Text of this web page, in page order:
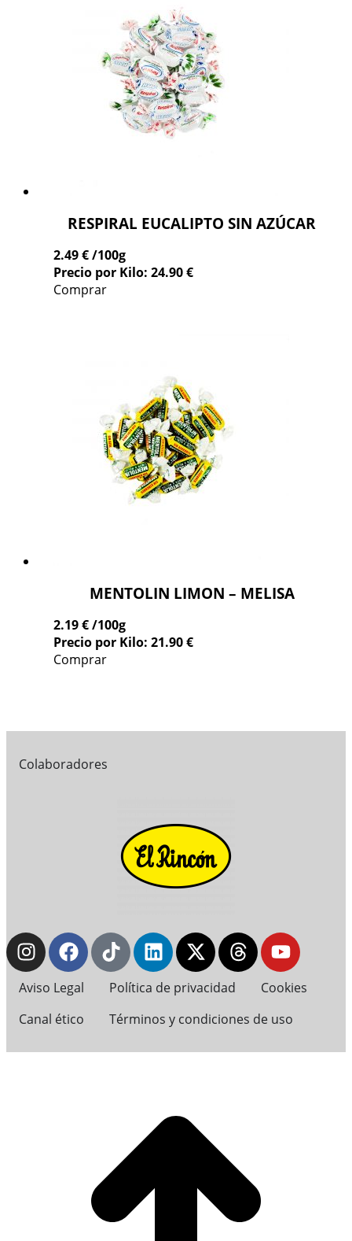
RESPIRAL EUCALIPTO SIN AZÚCAR
2.49 €/100g
Precio por Kilo: 24.90 €
Comprar
MENTOLIN LIMON – MELISA
2.19 €/100g
Precio por Kilo: 21.90 €
Comprar
Colaboradores
Aviso Legal Política de privacidad
Cookies
Canal ético
Términos y condiciones de uso